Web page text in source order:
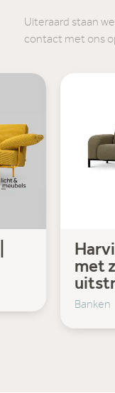
Uiteraard staan
contact met ons
met
Banken